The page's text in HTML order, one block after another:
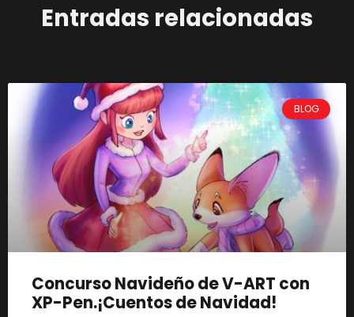
Entradas relacionadas
BLOG
Concurso Navideño de V-ART con
XP-Pen.¡Cuentos de Navidad!